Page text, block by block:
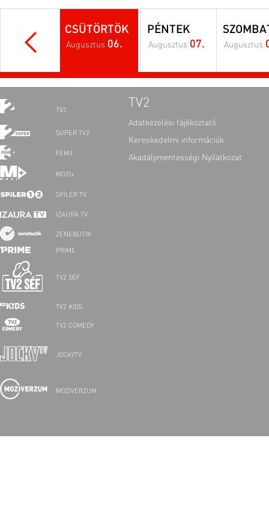
CSÜTÖRTÖK
Augusztus 06.
PÉNTEK
Augusztus 07. Augusztus
TV2
SUPER TV2
FEM3
MOZI+
SPÍLER TV
IZAURA TV
ZENEBUTIK
PRIME
TV2 SÉF
TV2 KIDS
TV2 COMEDY
JOCKYTV
MOZIVERZUM
TV2
Adatkezelési tájékoztató
Kereskedelmi információk
Akadálymentességi Nyilatkozat